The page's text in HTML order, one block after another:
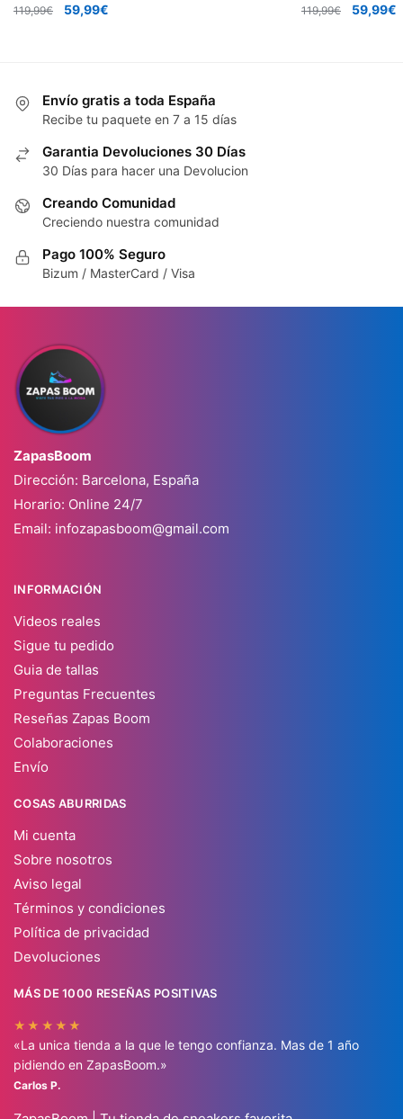
119,99€
El
59,99€ 119,99€
El
59,99€
Envío gratis a toda España
Recibe tu paquete en 7 a 15 días
Garantia Devoluciones 30 Días
30 Días para hacer una Devolucion
Creando Comunidad
Creciendo nuestra comunidad
Pago 100% Seguro
Bizum / MasterCard / Visa
ZapasBoom
Dirección: Barcelona, España
Horario: Online 24/7
Email: infozapasboom@gmail.com
INFORMACIÓN
Videos reales
Sigue tu pedido
Guia de tallas
Preguntas Frecuentes
Reseñas Zapas Boom
Colaboraciones
Envío
COSAS ABURRIDAS
Mi cuenta
Sobre nosotros
Aviso legal
Términos y condiciones
Política de privacidad
Devoluciones
MÁS DE 1000 RESEÑAS POSITIVAS
★★★★★
«La unica tienda a la que le tengo confianza. Mas de 1 año
pidiendo en ZapasBoom.»
Carlos P.